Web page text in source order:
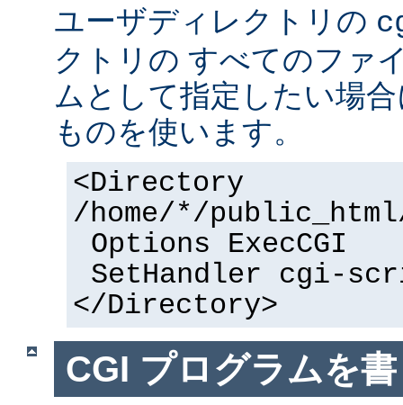
ユーザディレクトリの
クトリの すべてのファ
ムとして指定したい場
ものを使います。
<Directory
/home/*/
Options ExecCGI
SetHandler cgi-
</Directory>
CGI プログラムを